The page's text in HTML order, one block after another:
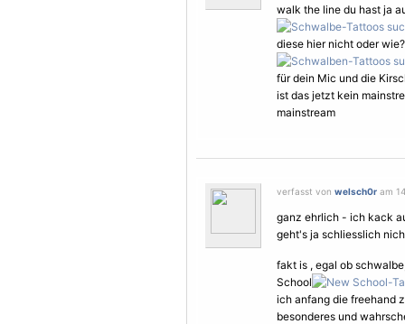
walk the line du hast ja
diese hier nicht oder
für dein Mic und die
ist das jetzt kein
mainstream
verfasst von welsch0r am
ganz ehrlich - ich kack
geht's ja schliesslich
fakt is , egal ob
School
ich anfang die freehand
besonderes und